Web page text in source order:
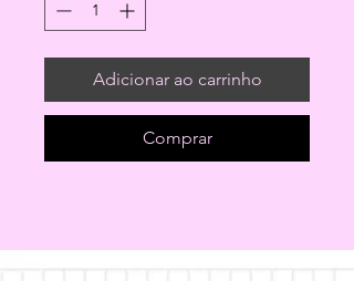
Adicionar ao carrinho
Comprar